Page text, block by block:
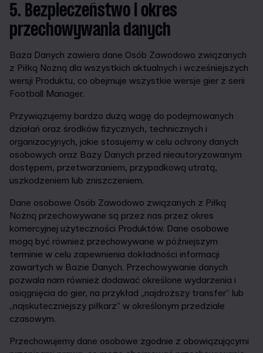
5. Bezpieczeństwo i okres
przechowywania danych
Baza Danych zawiera dane Osób Zawodowo związanych
z Piłką Nożną dla wszystkich aktualnych i wcześniejszych
wersji Produktu, co obejmuje wszystkie wersje gier z serii
Football Manager.
Przywiązujemy bardzo dużą wagę do podejmowanych
działań oraz środków fizycznych, technicznych i
organizacyjnych, jakie stosujemy w celu ochrony danych
osobowych oraz Bazy Danych przed nieautoryzowanym
dostępem, przetwarzaniem, przypadkową utratą,
uszkodzeniem lub zniszczeniem.
Dane osobowe Osób Zawodowo związanych z Piłką
Nożną przechowywane są przez nas przez okres
komercyjnej użyteczności Produktów. Dane osobowe
mogą być również przechowywane w późniejszym
terminie w celu zapewnienia dokładności informacji
zawartych w Bazie Danych. Przechowywanie danych
pozwala nam również dodawać określone wydarzenia i
osiągnięcia do gier, na przykład „najdroższy transfer” lub
„najskuteczniejszy piłkarz” w określonym przedziale
czasowym.
Przechowujemy dane osobowe zgodnie z obowiązującymi